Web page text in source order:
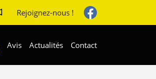
Rejoignez-nous !
Avis Actualités Contact